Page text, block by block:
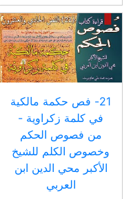
21- فص حكمة مالكية
في كلمة زكراوية -
من فصوص الحكم
وخصوص الكلم للشيخ
الأكبر محي الدين ابن
العربي